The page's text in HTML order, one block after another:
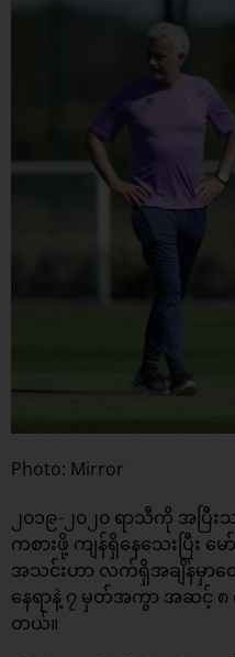
Photo: Mirror
၂၀၁၉-၂၀၂၀ ရာသီကို အပြီ
ကစားဖို့ ကျန်ရှိနေသေးပြီး
အသင်းဟာ လက်ရှိအချိန်မှာ
နေရာနဲ့ ၇ မှတ်အကွာ အဆင့် ၈
တယ်။